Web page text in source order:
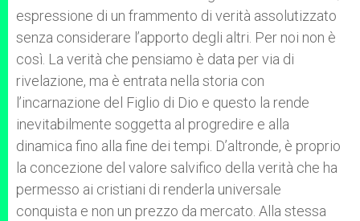
espressione di un frammento di verità assolutizzato
senza considerare l’apporto degli altri. Per noi non è
così. La verità che pensiamo è data per via di
rivelazione, ma è entrata nella storia con
l’incarnazione del Figlio di Dio e questo la rende
inevitabilmente soggetta al progredire e alla
dinamica fino alla fine dei tempi. D’altronde, è proprio
la concezione del valore salvifico della verità che ha
permesso ai cristiani di renderla universale
conquista e non un prezzo da mercato. Alla stessa